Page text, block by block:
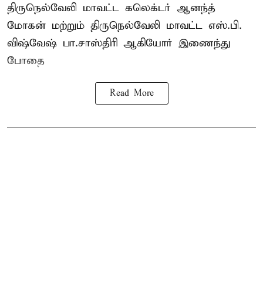
திருநெல்வேலி மாவட்ட கலெக்டர் ஆனந்த்
மோகன் மற்றும் திருநெல்வேலி மாவட்ட எஸ்.பி.
விஷ்வேஷ் பா.சாஸ்திரி ஆகியோர் இணைந்து
போதை
Read More